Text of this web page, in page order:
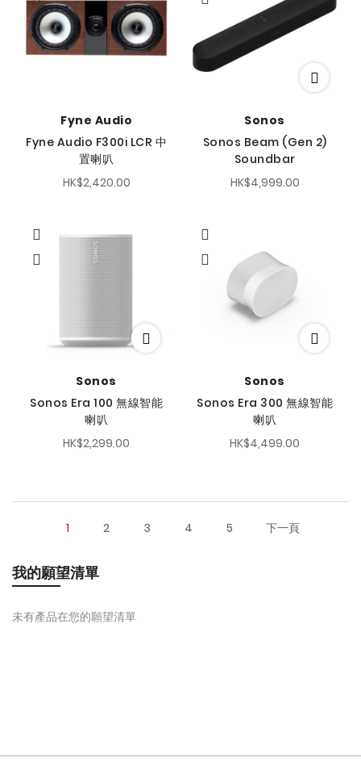
Fyne Audio
Fyne Audio F300i LCR 中
置喇叭
HK$2,420.00
Sonos
Sonos Beam (Gen 2)
Soundbar
HK$4,999.00
Sonos
Sonos Era 100 無線智能
喇叭
HK$2,299.00
Sonos
Sonos Era 300 無線智能
喇叭
HK$4,499.00
1 2 3 4 5 下一頁
我的願望清單
未有產品在您的願望清單